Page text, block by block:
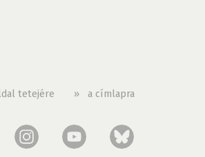
tetejére » a címlapra